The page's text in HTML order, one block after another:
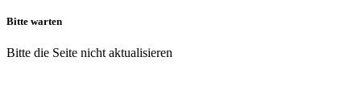
Bitte warten
Bitte die Seite nicht aktualisieren